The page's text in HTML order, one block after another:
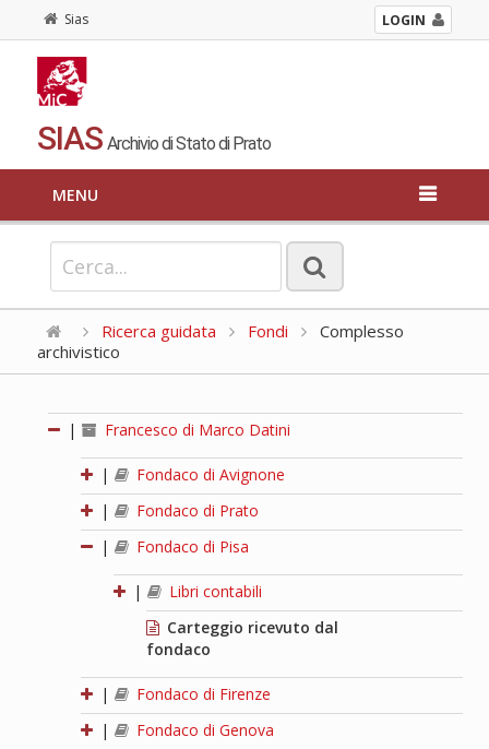
Sias LOGIN
SIAS Archivio di Stato di Prato
MENU
Ricerca guidata Fondi
Complesso
archivistico
| Francesco di Marco Datini
|
Fondaco di Avignone
|
Fondaco di Prato
|
Fondaco di Pisa
|
Libri contabili
Carteggio ricevuto dal
fondaco
|
Fondaco di Firenze
|
Fondaco di Genova